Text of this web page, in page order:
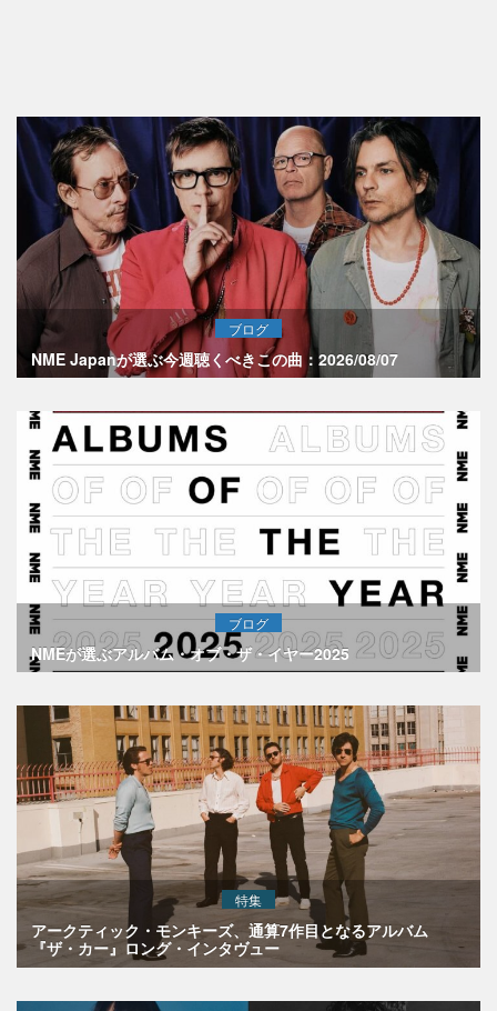
ブログ
NME Japanが選ぶ今週聴くべきこの曲：2026/08/07
ブログ
NMEが選ぶアルバム・オブ・ザ・イヤー2025
特集
アークティック・モンキーズ、通算7作目となるアルバム
『ザ・カー』ロング・インタヴュー